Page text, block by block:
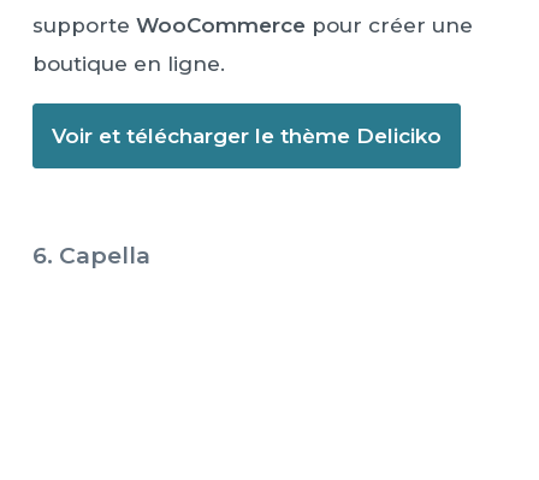
supporte WooCommerce pour créer une
boutique en ligne.
Voir et télécharger le thème Deliciko
6. Capella